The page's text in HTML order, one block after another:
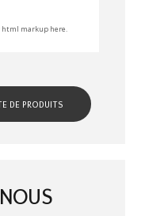
html markup here.
DE PRODUITS